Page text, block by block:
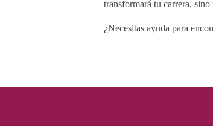
transformará tu carrera,
¿Necesitas ayuda para